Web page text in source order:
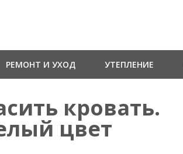
РЕМОНТ И УХОД УТЕПЛЕНИЕ
кровать.
цвет